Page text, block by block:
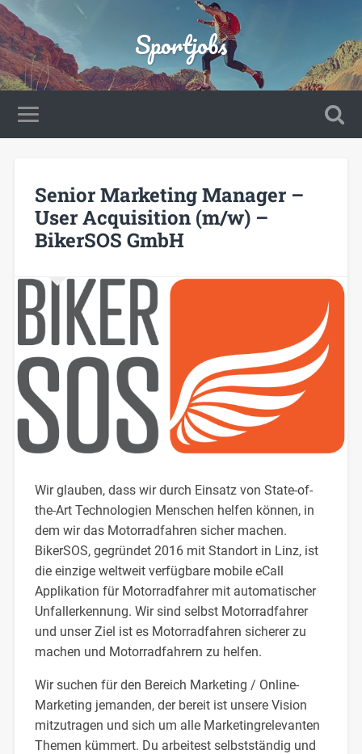
Sportjobs
Senior Marketing Manager –
User Acquisition (m/w) –
BikerSOS GmbH
Wir glauben, dass wir durch Einsatz von State-of-
the-Art Technologien Menschen helfen können, in
dem wir das Motorradfahren sicher machen.
BikerSOS, gegründet 2016 mit Standort in Linz, ist
die einzige weltweit verfügbare mobile eCall
Applikation für Motorradfahrer mit automatischer
Unfallerkennung. Wir sind selbst Motorradfahrer
und unser Ziel ist es Motorradfahren sicherer zu
machen und Motorradfahrern zu helfen.
Wir suchen für den Bereich Marketing / Online-
Marketing jemanden, der bereit ist unsere Vision
mitzutragen und sich um alle Marketingrelevanten
Themen kümmert. Du arbeitest selbstständig und